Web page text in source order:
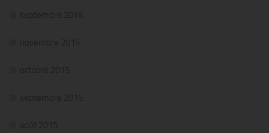
septembre 2016
novembre 2015
octobre 2015
septembre 2015
août 2015